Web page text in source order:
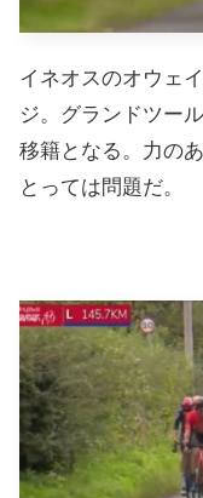
イネオスのオウェ
ジ。グランドツー
移籍となる。力の
とっては問題だ。